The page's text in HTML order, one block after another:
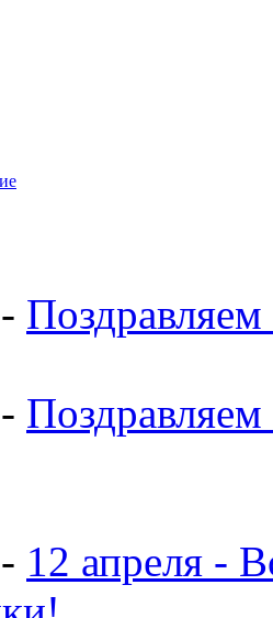
12 апреля -